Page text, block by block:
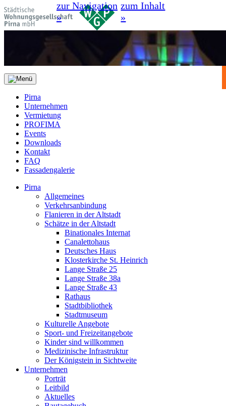
zur Navigation
»
zum Inhalt
»
Pirna
Unternehmen
Vermietung
PROFIMA
Events
Downloads
Kontakt
FAQ
Fassadengalerie
Pirna
Allgemeines
Verkehrsanbindung
Flanieren in der Altstadt
Schätze in der Altstadt
Binationales Internat
Canalettohaus
Deutsches Haus
Klosterkirche St. Heinrich
Lange Straße 25
Lange Straße 38a
Lange Straße 43
Rathaus
Stadtbibliothek
Stadtmuseum
Kulturelle Angebote
Sport- und Freizeitangebote
Kinder sind willkommen
Medizinische Infrastruktur
Der Königstein in Sichtweite
Unternehmen
Porträt
Leitbild
Aktuelles